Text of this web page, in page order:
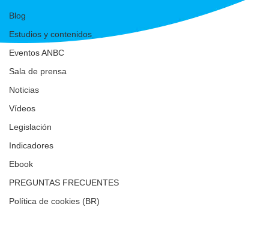
Blog
Estudios y contenidos
Eventos ANBC
Sala de prensa
Noticias
Vídeos
Legislación
Indicadores
Ebook
PREGUNTAS FRECUENTES
Política de cookies (BR)